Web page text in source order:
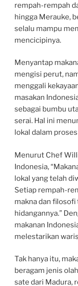
rempah-rempah
hingga Merauke,
selalu mampu
mencicipinya.
Menyantap
mengisi perut,
menggali
masakan
sebagai bumbu
serai. Hal ini
lokal dalam
Menurut Chef
Indonesia,
lokal yang telah
Setiap rempah-
makna dan
hidangannya.”
makanan
melestarikan
Tak hanya itu,
beragam jenis
sate dari Madura,